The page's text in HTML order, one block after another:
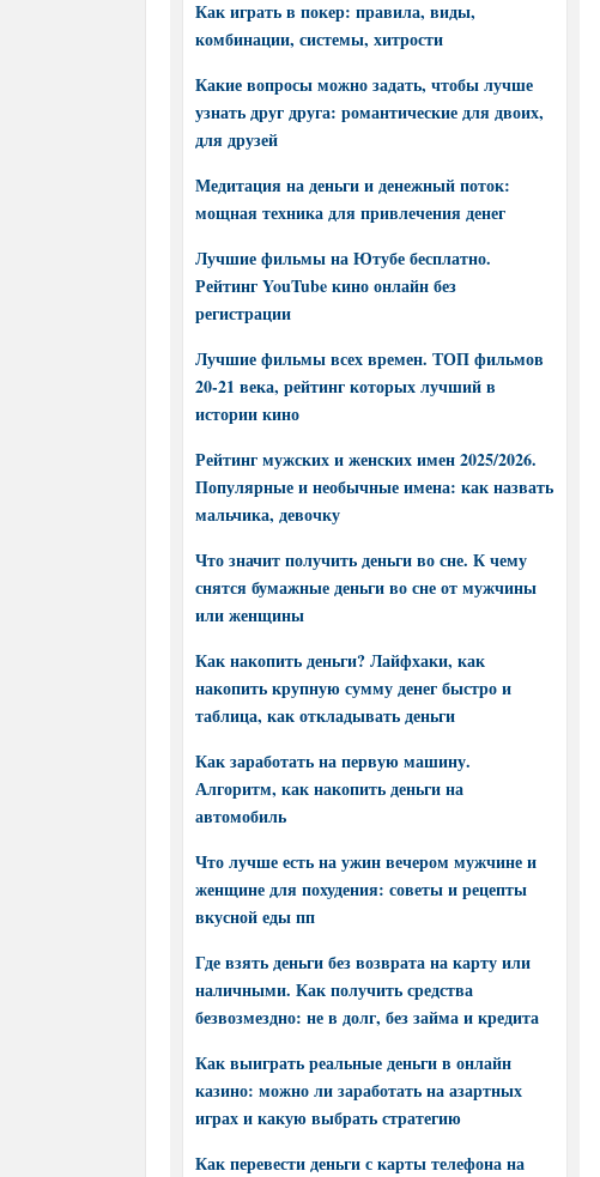
Как играть в покер: правила, виды,
комбинации, системы, хитрости
Какие вопросы можно задать, чтобы лучше
узнать друг друга: романтические для двоих,
для друзей
Медитация на деньги и денежный поток:
мощная техника для привлечения денег
Лучшие фильмы на Ютубе бесплатно.
Рейтинг YouTube кино онлайн без
регистрации
Лучшие фильмы всех времен. ТОП фильмов
20-21 века, рейтинг которых лучший в
истории кино
Рейтинг мужских и женских имен 2025/2026.
Популярные и необычные имена: как назвать
мальчика, девочку
Что значит получить деньги во сне. К чему
снятся бумажные деньги во сне от мужчины
или женщины
Как накопить деньги? Лайфхаки, как
накопить крупную сумму денег быстро и
таблица, как откладывать деньги
Как заработать на первую машину.
Алгоритм, как накопить деньги на
автомобиль
Что лучше есть на ужин вечером мужчине и
женщине для похудения: советы и рецепты
вкусной еды пп
Где взять деньги без возврата на карту или
наличными. Как получить средства
безвозмездно: не в долг, без займа и кредита
Как выиграть реальные деньги в онлайн
казино: можно ли заработать на азартных
играх и какую выбрать стратегию
Как перевести деньги с карты телефона на